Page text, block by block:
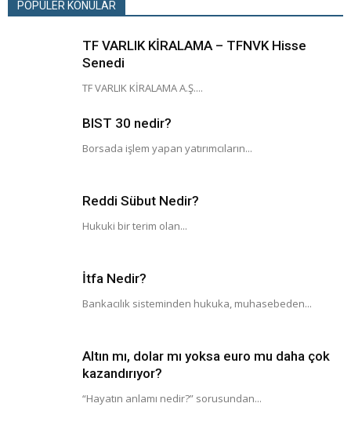
POPÜLER KONULAR
TF VARLIK KİRALAMA – TFNVK Hisse
Senedi
TF VARLIK KİRALAMA A.Ş....
BIST 30 nedir?
Borsada işlem yapan yatırımcıların...
Reddi Sübut Nedir?
Hukuki bir terim olan...
İtfa Nedir?
Bankacılık sisteminden hukuka, muhasebeden...
Altın mı, dolar mı yoksa euro mu daha çok
kazandırıyor?
“Hayatın anlamı nedir?” sorusundan...